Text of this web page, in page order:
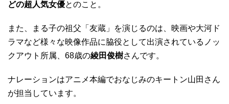
どの超人気女優とのこと。
また、まる子の祖父「友蔵」を演じるのは、映画や大河ド
ラマなど様々な映像作品に脇役として出演されているノッ
クアウト所属、68歳の綾田俊樹さんです。
ナレーションはアニメ本編でおなじみのキートン山田さん
が担当しています。